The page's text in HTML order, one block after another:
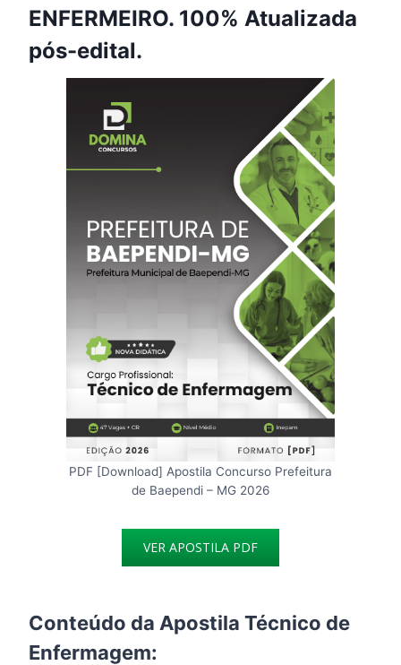
ENFERMEIRO. 100% Atualizada
pós-edital.
PDF [Download] Apostila Concurso Prefeitura
de Baependi – MG 2026
VER APOSTILA PDF
Conteúdo da Apostila Técnico de
Enfermagem: